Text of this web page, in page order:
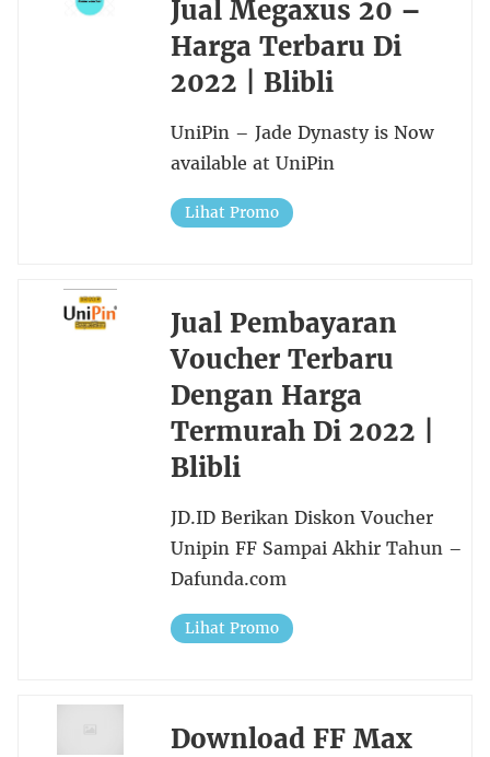
Jual Megaxus 20 –
Harga Terbaru Di
2022 | Blibli
UniPin – Jade Dynasty is Now
available at UniPin
Lihat Promo
Jual Pembayaran
Voucher Terbaru
Dengan Harga
Termurah Di 2022 |
Blibli
JD.ID Berikan Diskon Voucher
Unipin FF Sampai Akhir Tahun –
Dafunda.com
Lihat Promo
Download FF Max